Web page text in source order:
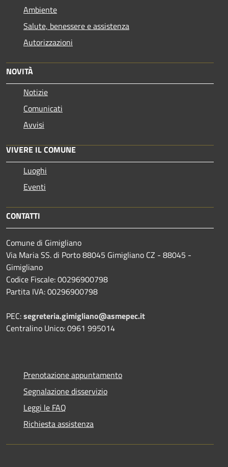
Ambiente
Salute, benessere e assistenza
Autorizzazioni
NOVITÀ
Notizie
Comunicati
Avvisi
VIVERE IL COMUNE
Luoghi
Eventi
CONTATTI
Comune di Gimigliano
Via Maria SS. di Porto 88045 Gimigliano CZ - 88045 -
Gimigliano
Codice Fiscale: 00296900798
Partita IVA: 00296900798
PEC:segreteria.gimigliano@asmepec.it
Centralino Unico: 0961 995014
Prenotazione appuntamento
Segnalazione disservizio
Leggi le FAQ
Richiesta assistenza